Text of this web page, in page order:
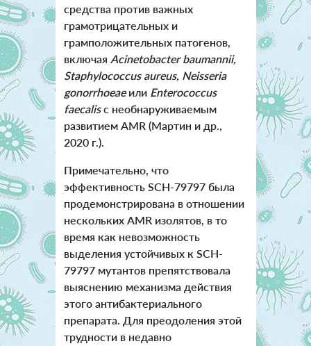
средства против важных
грамотрицательных и
грамположительных патогенов,
включая Acinetobacter baumannii,
Staphylococcus aureus, Neisseria
gonorrhoeaeили Enterococcus
faecalisс необнаруживаемым
развитием AMR (Мартин и др.,
2020 г.).
Примечательно, что
эффективность SCH-79797 была
продемонстрирована в отношении
нескольких AMR изолятов, в то
время как невозможность
выделения устойчивых к SCH-
79797 мутантов препятствовала
выяснению механизма действия
этого антибактериального
препарата. Для преодоления этой
трудности в недавно